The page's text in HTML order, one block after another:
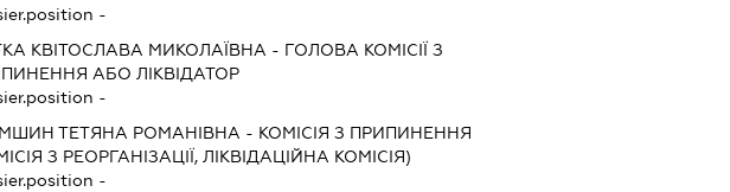
-
КВІТОСЛАВА МИКОЛАЇВНА - ГОЛОВА КОМІСІЇ З
АБО ЛІКВІДАТОР
-
ТЕТЯНА РОМАНІВНА - КОМІСІЯ З ПРИПИНЕННЯ
З РЕОРГАНІЗАЦІЇ, ЛІКВІДАЦІЙНА КОМІСІЯ)
-